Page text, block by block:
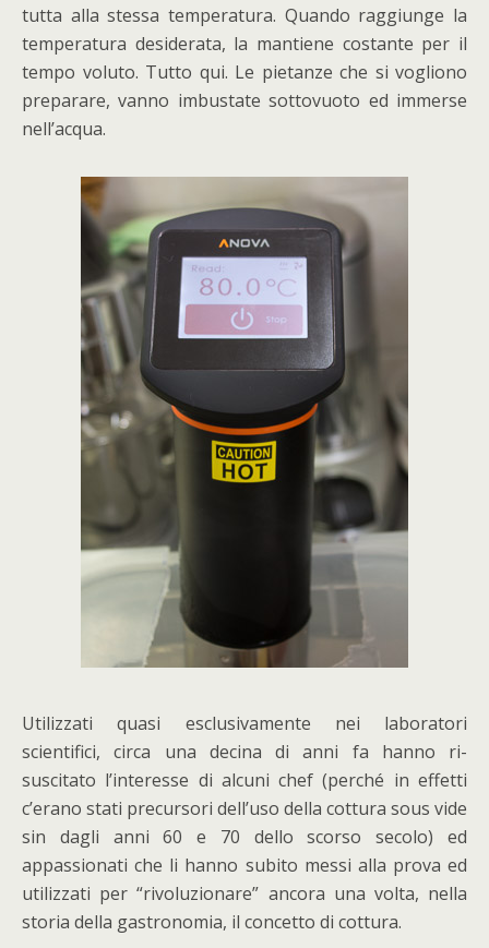
tutta alla stessa temperatura. Quando raggiunge la
temperatura desiderata, la mantiene costante per il
tempo voluto. Tutto qui. Le pietanze che si vogliono
preparare, vanno imbustate sottovuoto ed immerse
nell’acqua.
Utilizzati quasi esclusivamente nei laboratori
scientifici, circa una decina di anni fa hanno ri-
suscitato l’interesse di alcuni chef (perché in effetti
c’erano stati precursori dell’uso della cottura sous vide
sin dagli anni 60 e 70 dello scorso secolo) ed
appassionati che li hanno subito messi alla prova ed
utilizzati per “rivoluzionare” ancora una volta, nella
storia della gastronomia, il concetto di cottura.